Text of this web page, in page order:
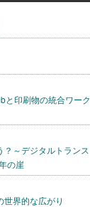
と印刷物の統合ワーク
～デジタルトランス
の崖
世界的な広がり